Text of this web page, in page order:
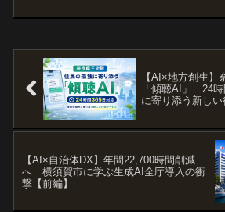
【AI×地方創生】
「傾聴AI」 24
に寄り添う新し
【AI×自治体DX】年間22,700時間削減
へ 横須賀市に学ぶ生成AI全庁導入の衝
撃【前編】